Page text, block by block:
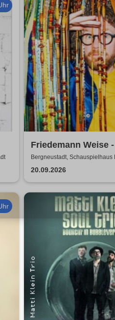
Friedemann Weise
suchen ein
Bergneustadt, Schauspielhaus
20.09.2026